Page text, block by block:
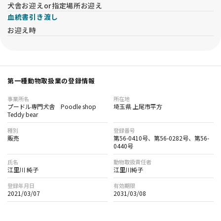
犬舎お迎えor指定場所お迎え
血統書引き渡し
お迎え時
第一種動物取扱業の登録情報
事業所名
プードル専門犬舎 Poodle shop
Teddy bear
所在地
埼玉県 上尾市平方
種別
販売
登録番号
第56-0410号、第56-0282号、第56-
0440号
氏名
江里川 純子
動物取扱責任者
江里川純子
登録年月日
2021/03/07
有効期限
2031/03/08